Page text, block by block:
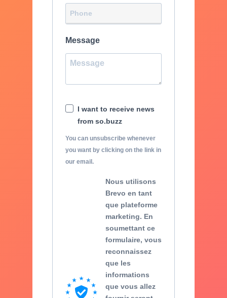
Message
I want to receive news
from so.buzz
You can unsubscribe whenever
you want by clicking on the link in
our email.
Nous utilisons
Brevo en tant
que plateforme
marketing. En
soumettant ce
formulaire, vous
reconnaissez
que les
informations
que vous allez